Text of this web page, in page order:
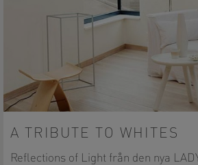
A TRIBUTE TO WHITES
Reflections of Light från den nya